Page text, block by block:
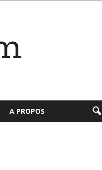
A PROPOS